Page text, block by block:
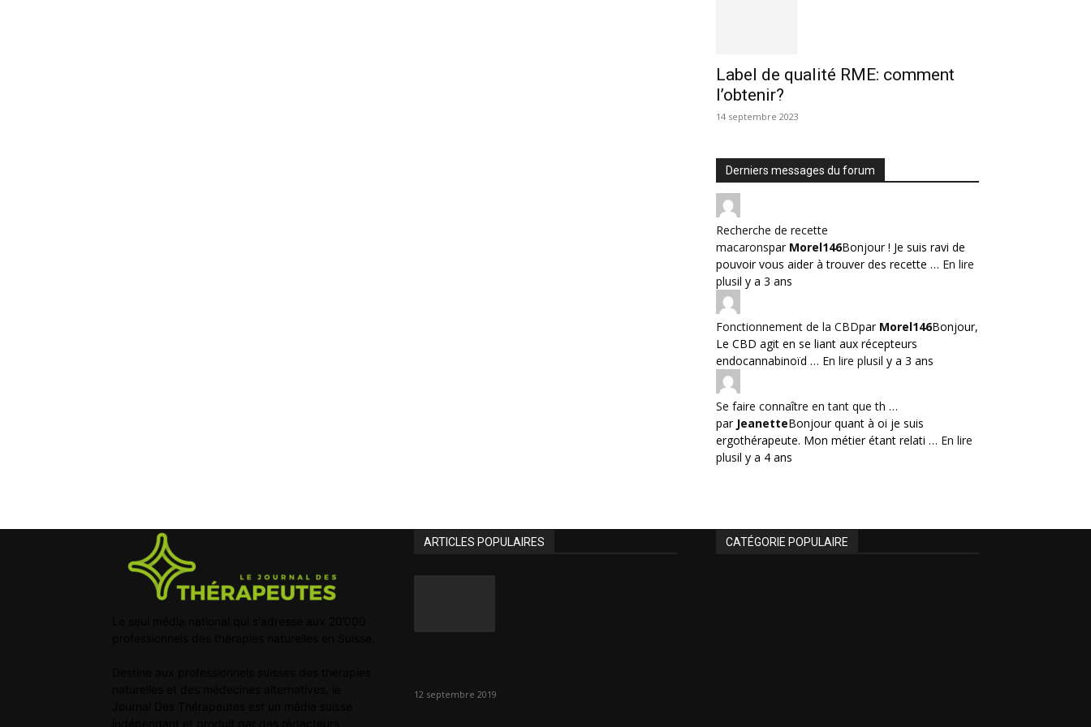
Label de qualité RME: comment
l’obtenir?
14 septembre 2023
Derniers messages du forum
Recherche de recette
macaronspar Morel146Bonjour ! Je suis ravi de
pouvoir vous aider à trouver des recette … En lire
plusil y a 3 ans
Fonctionnement de la CBDpar Morel146Bonjour,
Le CBD agit en se liant aux récepteurs
endocannabinoïd … En lire plusil y a 3 ans
Se faire connaître en tant que th …
par JeanetteBonjour quant à oi je suis
ergothérapeute. Mon métier étant relati … En lire
plusil y a 4 ans
ARTICLES POPULAIRES
12 septembre 2019
CATÉGORIE POPULAIRE